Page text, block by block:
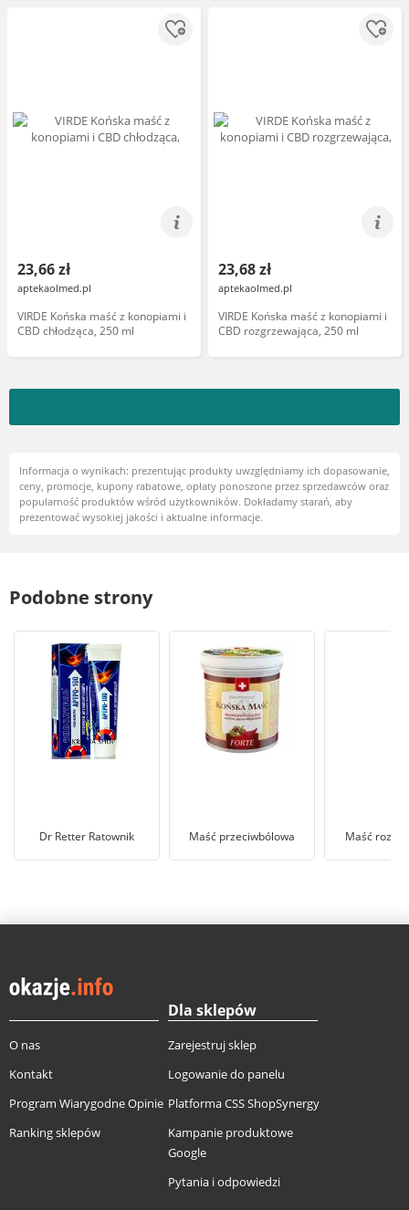
23,66 zł
aptekaolmed.pl
VIRDE Końska maść z konopiami i
CBD chłodząca, 250 ml
23,68 zł
aptekaolmed.pl
VIRDE Końska maść z konopiami i
CBD rozgrzewająca, 250 ml
Informacja o wynikach: prezentując produkty uwzględniamy ich dopasowanie,
ceny, promocje, kupony rabatowe, opłaty ponoszone przez sprzedawców oraz
popularność produktów wśród użytkowników. Dokładamy starań, aby
prezentować wysokiej jakości i aktualne informacje.
Podobne strony
Dr Retter Ratownik Maść przeciwbólowa Maść
O nas
Kontakt
Program Wiarygodne Opinie
Ranking sklepów
Dla sklepów
Zarejestruj sklep
Logowanie do panelu
Platforma CSS ShopSynergy
Kampanie produktowe
Google
Pytania i odpowiedzi